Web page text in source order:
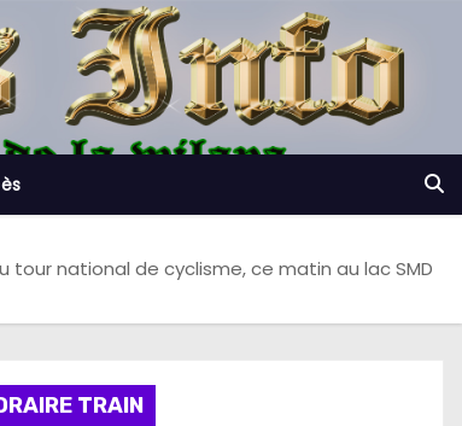
tour national de cyclisme, ce matin au lac SMD
TRAIN